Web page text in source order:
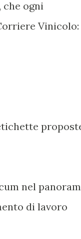
che ogni
Vinicolo:
nel
di lavoro